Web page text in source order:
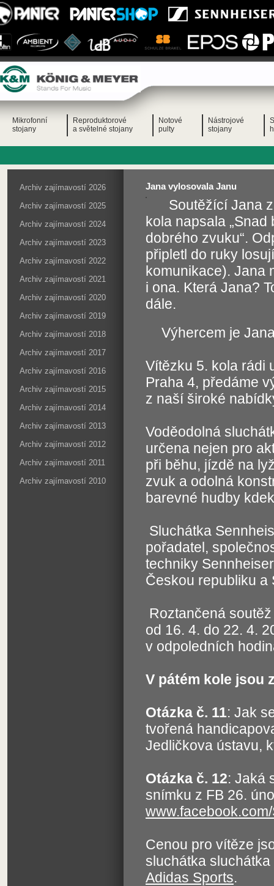
Archiv zajímavostí 2026
Archiv zajímavostí 2025
Archiv zajímavostí 2024
Archiv zajímavostí 2023
Archiv zajímavostí 2022
Archiv zajímavostí 2021
Archiv zajímavostí 2020
Archiv zajímavostí 2019
Archiv zajímavostí 2018
Archiv zajímavostí 2017
Archiv zajímavostí 2016
Archiv zajímavostí 2015
Archiv zajímavostí 2014
Archiv zajímavostí 2013
Archiv zajímavostí 2012
Archiv zajímavostí 2011
Archiv zajímavostí 2010
Jana vylosovala Janu
Soutěžící Jana
kola napsala „Snad
dobrého zvuku“.
připletl do ruky
komunikace). Jana
i ona. Která Jana?
dále.
Výhercem je
Vítězku 5. kola rádi
Praha 4, předáme
z naší široké
Voděodolná
určena nejen pro
při běhu, jízdě na
zvuk a odolná
barevné hudby
Sluchátka
pořadatel,
techniky
Českou republiku
Roztančená
od 16. 4. do 22. 4.
v odpoledních
V pátém kole jsou
Otázka č. 11: Jak
tvořená
Jedličkova ústavu,
Otázka č. 12: Jaká
snímku z FB 26.
Cenou pro vítěze
sluchátka
Adidas Sports.
Mikrofonní
stojany
Reproduktorové
a světelné stojany
Notové
pulty
Nástrojové
stojany